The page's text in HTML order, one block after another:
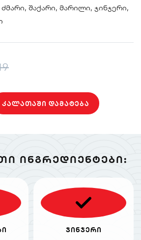
ძმარი, შაქარი, მარილი, ჯინჯერი,
ᲙᲐᲚᲐᲗᲐᲨᲘ ᲓᲐᲛᲐᲢᲔᲑᲐ
ᲘᲜᲒᲠᲔᲓᲘᲔᲜᲢᲔᲑᲘ:
ჯინჯერი